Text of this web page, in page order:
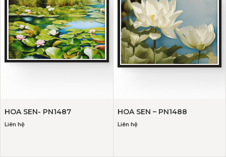
HOA SEN- PN1487
Liên hệ
HOA SEN – PN1488
Liên hệ